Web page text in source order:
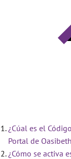
¿Cúal es el
Portal de
¿Cómo se activa